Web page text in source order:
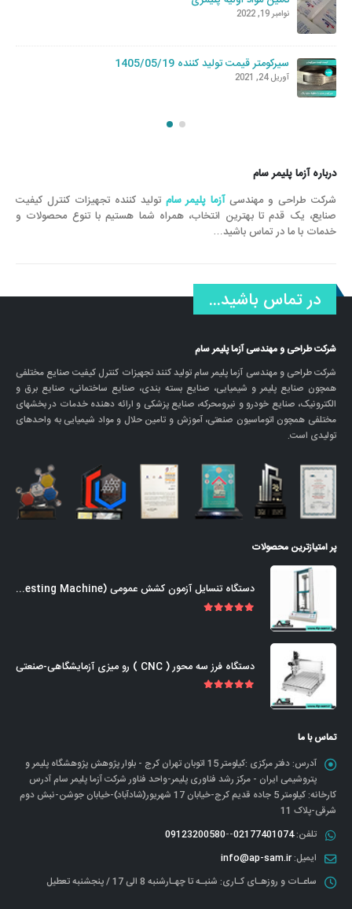
نوامبر 19, 2022
سیرکومتر قیمت تولید کننده 1405/05/19
آوریل 24, 2021
درباره آزما پلیمر سام
شرکت طراحی و مهندسی آزما پلیمر سام تولید کننده تجهیزات کنترل کیفیت
صنایع، یک قدم تا بهترین انتخاب، همراه شما هستیم با تنوع محصولات و
خدمات با ما در تماس باشید…
در تماس باشید...
شرکت طراحی و مهندسی آزما پلیمر سام
شرکت طراحی و مهندسی آزما پلیمر سام تولید کنند تجهیزات کنترل کیفیت صنایع مختلفی
همچون صنایع پلیمر و شیمیایی، صنایع بسته بندی، صنایع ساختمانی، صنایع برق و
الکترونیک، صنایع خودرو و نیرومحرکه، صنایع پزشکی و ارائه دهنده خدمات در بخشهای
مختلفی همچون اتوماسیون صنعتی، آموزش و تامین حلال و مواد شیمیایی به واحدهای
تولیدی است.
پر امتیازترین محصولات
دستگاه تنسایل آزمون کشش عمومی (Universal Tensile Testing Machine)
دستگاه فرز سه محور ( CNC ) رو میزی آزمایشگاهی-صنعتی
تماس با ما
آدرس:
دفتر مرکزی :کیلومتر 15 اتوبان تهران کرج - بلوار پژوهش پژوهشگاه پلیمر و
پتروشیمی ایران - مرکز رشد فناوری پلیمر-واحد فناور شرکت آزما پلیمر سام آدرس
کارخانه: کیلومتر 5 جاده قدیم کرج-خیابان 17 شهریور(شادآباد)-خیابان جوشن-نبش دوم
شرقی-پلاک 11
تلفن:02177401074
--
09123200580
ایمیل:info@ap-sam.ir
ساعـات و روزهـای کـاری: شنبـه تا چهـارشنبه 8 الی 17 / پنجشنبه تعطیل